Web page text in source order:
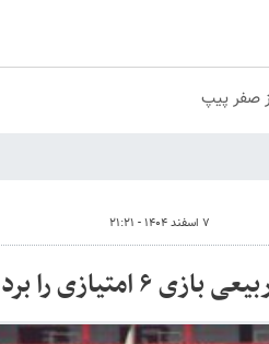
۷ اسفند ۱۴۰۴ - ۲۱:۲۱
را برد